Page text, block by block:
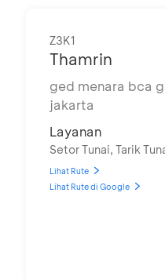
Z3K1
Thamrin
ged menara bca
jakarta
Layanan
Setor Tunai, Tarik
Lihat Rute
Lihat Rute di Google